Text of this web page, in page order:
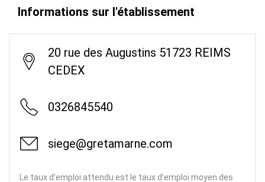
Informations sur l'établissement
20 rue des Augustins 51723 REIMS
CEDEX
0326845540
siege@gretamarne.com
Le taux d’emploi attendu est le taux d’emploi moyen des